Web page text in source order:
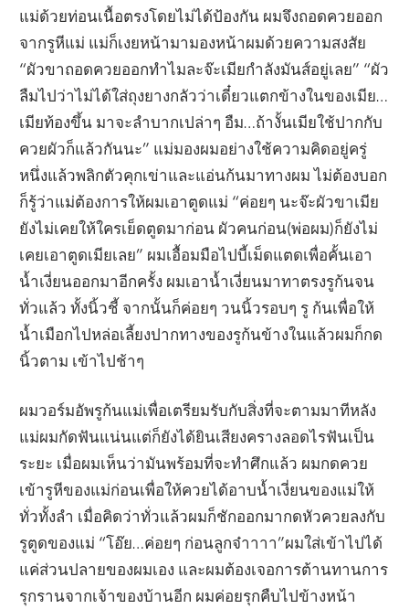
แม่ด้วยท่อนเนื้อตรงโดยไม่ได้ป้องกัน ผมจึงถอดควยออก
จากรูหีแม่ แม่ก็เงยหน้ามามองหน้าผมด้วยความสงสัย
“ผัวขาถอดควยออกทำไมละจ๊ะเมียกำลังมันส์อยู่เลย” “ผัว
ลืมไปว่าไม่ได้ใส่ถุงยางกลัวว่าเดี๋ยวแตกข้างในของเมีย…
เมียท้องขึ้น มาจะลำบากเปล่าๆ อืม…ถ้างั้นเมียใช้ปากกับ
ควยผัวก็แล้วกันนะ” แม่มองผมอย่างใช้ความคิดอยู่ครู่
หนึ่งแล้วพลิกตัวคุกเข่าและแอ่นก้นมาทางผม ไม่ต้องบอก
ก็รู้ว่าแม่ต้องการให้ผมเอาตูดแม่ “ค่อยๆ นะจ๊ะผัวขาเมีย
ยังไม่เคยให้ใครเย็ดตูดมาก่อน ผัวคนก่อน(พ่อผม)ก็ยังไม่
เคยเอาตูดเมียเลย” ผมเอื้อมมือไปบี้เม็ดแตดเพื่อคั้นเอา
น้ำเงี่ยนออกมาอีกครั้ง ผมเอาน้ำเงี่ยนมาทาตรงรูก้นจน
ทั่วแล้ว ทั้งนิ้วชี้ จากนั้นก็ค่อยๆ วนนิ้วรอบๆ รู ก้นเพื่อให้
น้ำเมือกไปหล่อเลี้ยงปากทางของรูก้นข้างในแล้วผมก็กด
นิ้วตาม เข้าไปช้าๆ
ผมวอร์มอัพรูก้นแม่เพื่อเตรียมรับกับสิ่งที่จะตามมาทีหลัง
แม่ผมกัดฟันแน่นแต่ก็ยังได้ยินเสียงครางลอดไรฟันเป็น
ระยะ เมื่อผมเห็นว่ามันพร้อมที่จะทำศึกแล้ว ผมกดควย
เข้ารูหีของแม่ก่อนเพื่อให้ควยได้อาบน้ำเงี่ยนของแม่ให้
ทั่วทั้งลำ เมื่อคิดว่าทั่วแล้วผมก็ชักออกมากดหัวควยลงกับ
รูตูดของแม่ “โอ๊ย…ค่อยๆ ก่อนลูกจ๋าาาา”ผมใส่เข้าไปได้
แค่ส่วนปลายของผมเอง และผมต้องเจอการต้านทานการ
รุกรานจากเจ้าของบ้านอีก ผมค่อยรุกคืบไปข้างหน้า